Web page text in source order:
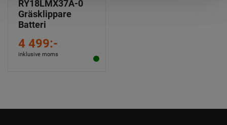
RY18LMX37A-0
Gräsklippare
Batteri
4 499:-
inklusive moms